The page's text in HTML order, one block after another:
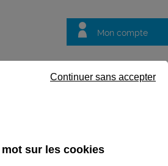
Mon compte
questions
DE BÉZIERS
sur les cookies
Continuer sans accepter